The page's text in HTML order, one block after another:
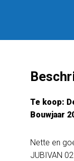
Te koop:
Bouwjaar
Nette en
JUBIVAN